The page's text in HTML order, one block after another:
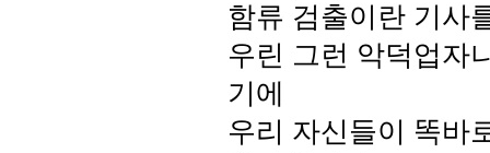
함류 검출이란 기사
우린 그런 악덕업자
기에
우리 자신들이 똑바